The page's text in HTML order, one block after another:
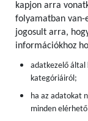
kapjon arra
folyamatban van-
jogosult arra,
információkhoz
adatkezelő által
kategóriáiról;
ha az adatokat
minden